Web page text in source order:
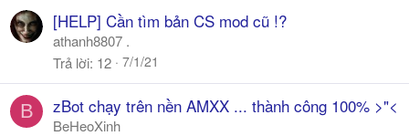
[HELP] Cần tìm bản CS mod cũ !?
athanh8807 .
Trả lời 12 7/1/21
B zBot chạy trên nền AMXX ... thành công 100% >"<
BeHeoXinh